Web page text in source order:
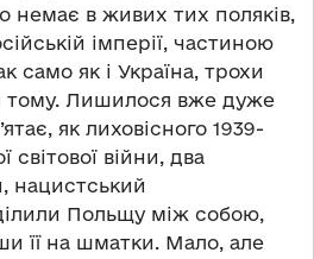
немає в живих тих поляків,
імперії, частиною
само як і Україна, трохи
тому. Лишилося вже дуже
як лиховісного 1939-
світової війни, два
нацистський
Польщу між собою,
її на шматки. Мало, але